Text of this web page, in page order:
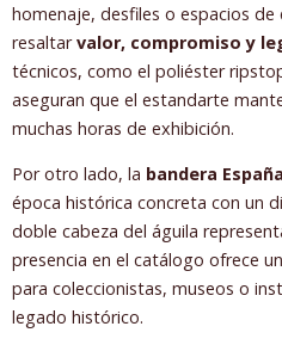
homenaje, desfiles o espacios
resaltarvalor, compromiso y
técnicos, como el poliéster
aseguran que el estandarte
muchas horas de exhibición.
Por otro lado, la bandera
época histórica concreta con un
doble cabeza del águila
presencia en el catálogo ofrece
para coleccionistas, museos o
legado histórico.